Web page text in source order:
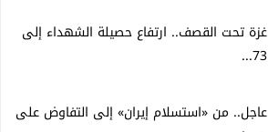
غزة تحت القصف.. ارتفاع حصيلة الشهداء إلى
73...
عاجل.. من «استسلام إيران» إلى التفاوض على